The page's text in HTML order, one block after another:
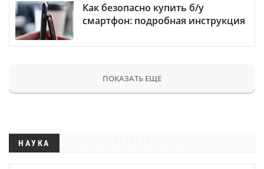
Как безопасно купить б/у
смартфон: подробная инструкция
ПОКАЗАТЬ ЕЩЕ
НАУКА